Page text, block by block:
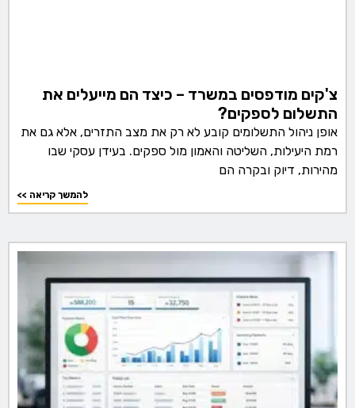
צ'קים מודפסים במשרד – כיצד הם מייעלים את
התשלום לספקים?
אופן ניהול התשלומים קובע לא רק את מצב התזרים, אלא גם את
רמת היעילות, השליטה והאמון מול ספקים. בעידן עסקי שבו
מהירות, דיוק ובקרה הם
<< להמשך קריאה